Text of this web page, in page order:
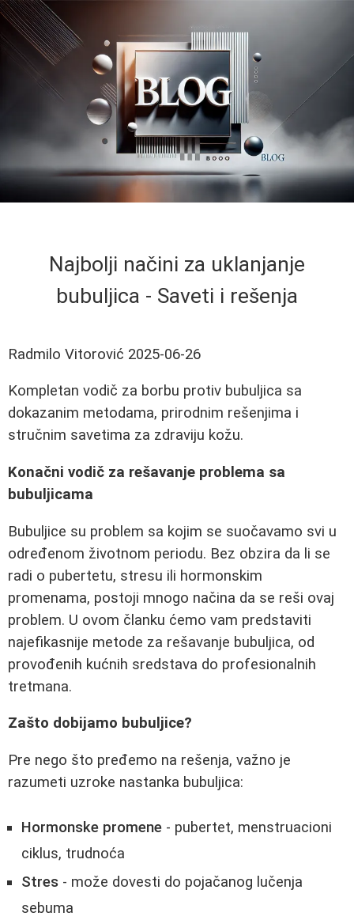
Najbolji načini za uklanjanje
bubuljica - Saveti i rešenja
Radmilo Vitorović 2025-06-26
Kompletan vodič za borbu protiv bubuljica sa
dokazanim metodama, prirodnim rešenjima i
stručnim savetima za zdraviju kožu.
Konačni vodič za rešavanje problema sa
bubuljicama
Bubuljice su problem sa kojim se suočavamo svi u
određenom životnom periodu. Bez obzira da li se
radi o pubertetu, stresu ili hormonskim
promenama, postoji mnogo načina da se reši ovaj
problem. U ovom članku ćemo vam predstaviti
najefikasnije metode za rešavanje bubuljica, od
provođenih kućnih sredstava do profesionalnih
tretmana.
Zašto dobijamo bubuljice?
Pre nego što pređemo na rešenja, važno je
razumeti uzroke nastanka bubuljica:
Hormonske promene - pubertet, menstruacioni
ciklus, trudnoća
Stres - može dovesti do pojačanog lučenja
sebuma